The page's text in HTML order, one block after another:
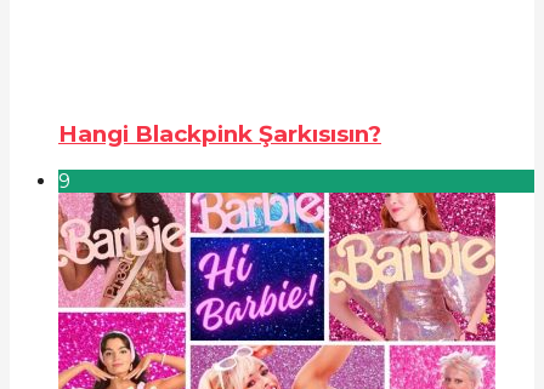
Hangi Blackpink Şarkısısın?
9